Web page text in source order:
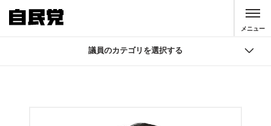
メニュー
議員のカテゴリを選択する